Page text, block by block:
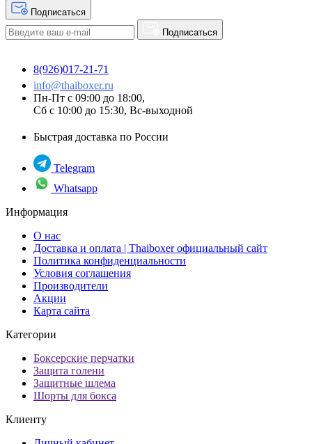
Подписаться
Подписаться
8(926)017-21-71
info@thaiboxer.ru
Пн-Пт с 09:00 до 18:00,
Сб с 10:00 до 15:30, Вс-выходной
Быстрая доставка по России
Telegram
Whatsapp
Информация
О нас
Доставка и оплата | Thaiboxer официальный сайт
Политика конфиденциальности
Условия соглашения
Производители
Акции
Карта сайта
Категории
Боксерские перчатки
Защита голени
Защитные шлема
Шорты для бокса
Клиенту